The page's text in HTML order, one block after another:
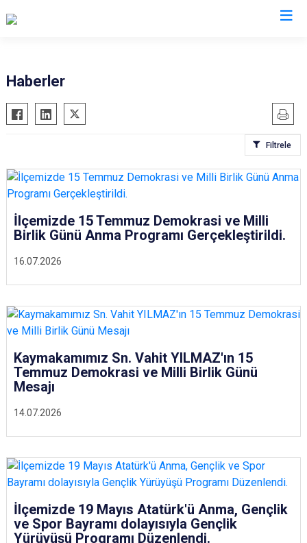
Acıpayam
Pamukkale
Baklan
Bekilli
Beyağaç
Bozkurt
Buldan
Honaz
Sarayköy
Serinhisar
Haberler
Filtrele
16.07.2026
İlçemizde 15 Temmuz Demokrasi ve Milli
Birlik Günü Anma Programı Gerçekleştirildi.
14.07.2026
Kaymakamımız Sn. Vahit YILMAZ'ın 15
Temmuz Demokrasi ve Milli Birlik Günü
Mesajı
İlçemizde 19 Mayıs Atatürk'ü Anma, Gençlik
ve Spor Bayramı dolayısıyla Gençlik
Yürüyüşü Programı Düzenlendi.